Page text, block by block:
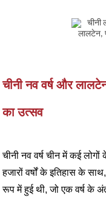
चीनी नव वर्ष और
का उत्सव
चीनी नव वर्ष चीन में कई लोगों
हजारों वर्षों के इतिहास के
रूप में हुई थी, जो एक वर्ष के